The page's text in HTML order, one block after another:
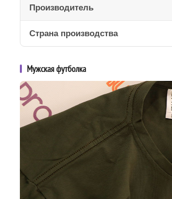
Производитель
Страна производства
Мужская футболка